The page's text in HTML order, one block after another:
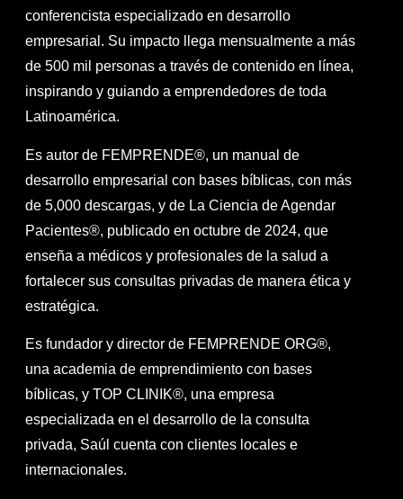
conferencista especializado en desarrollo
empresarial. Su impacto llega mensualmente a más
de 500 mil personas a través de contenido en línea,
inspirando y guiando a emprendedores de toda
Latinoamérica.
Es autor de FEMPRENDE®, un manual de
desarrollo empresarial con bases bíblicas, con más
de 5,000 descargas, y de La Ciencia de Agendar
Pacientes®, publicado en octubre de 2024, que
enseña a médicos y profesionales de la salud a
fortalecer sus consultas privadas de manera ética y
estratégica.
Es fundador y director de FEMPRENDE ORG®,
una academia de emprendimiento con bases
bíblicas, y TOP CLINIK®, una empresa
especializada en el desarrollo de la consulta
privada, Saúl cuenta con clientes locales e
internacionales.